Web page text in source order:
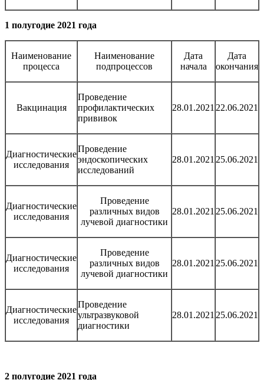
1 полугодие 2021 года
Наименование
процесса
Наименование
подпроцессов
Дата
начала
Дата
окончания
Вакцинация
Проведение
профилактических
прививок
28.01.2021 22.06.2021
Диагностические
исследования
Проведение
эндоскопических
исследований
28.01.2021 25.06.2021
Диагностические
исследования
Проведение
различных видов
лучевой диагностики
28.01.2021 25.06.2021
Диагностические
исследования
Проведение
различных видов
лучевой диагностики
28.01.2021 25.06.2021
Диагностические
исследования
Проведение
ультразвуковой
диагностики
28.01.2021 25.06.2021
2 полугодие 2021 года